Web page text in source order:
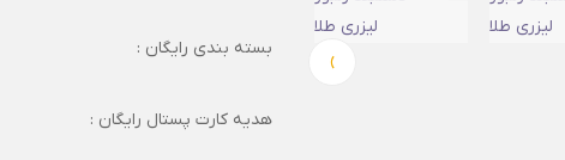
› بسته بندی رایگان :
هدیه کارت پستال رایگان :